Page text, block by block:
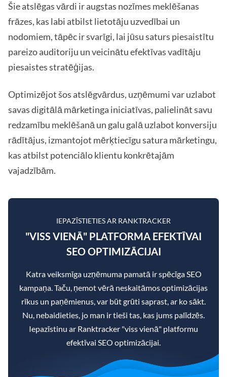
Šie atslēgas vārdi ir augstas nozīmes meklēšanas
frāzes, kas labi atbilst lietotāju uzvedībai un
nodomiem, tāpēc ir svarīgi, lai jūsu saturs piesaistītu
pareizo auditoriju un veicinātu efektīvas vadītāju
piesaistes stratēģijas.
Optimizējot šos atslēgvārdus, uzņēmumi var uzlabot
savas digitālā mārketinga iniciatīvas, palielināt savu
redzamību meklēšanā un galu galā uzlabot konversiju
rādītājus, izmantojot mērķtiecīgu satura mārketingu,
kas atbilst potenciālo klientu konkrētajām
vajadzībām.
IEPAZĪSTIETIES AR RANKTRACKER
"VISS VIENĀ" PLATFORMA EFEKTĪVAI
SEO OPTIMIZĀCIJAI
Katra veiksmīga uzņēmuma pamatā ir spēcīga SEO
kampaņa. Taču, ņemot vērā neskaitāmos optimizācijas
rīkus un paņēmienus, var būt grūti saprast, ar ko sākt.
Nu, nebaidieties, jo man ir tieši tas, kas jums palīdzēs.
Iepazīstinu ar Ranktracker "viss vienā" platformu
efektīvai SEO optimizācijai.